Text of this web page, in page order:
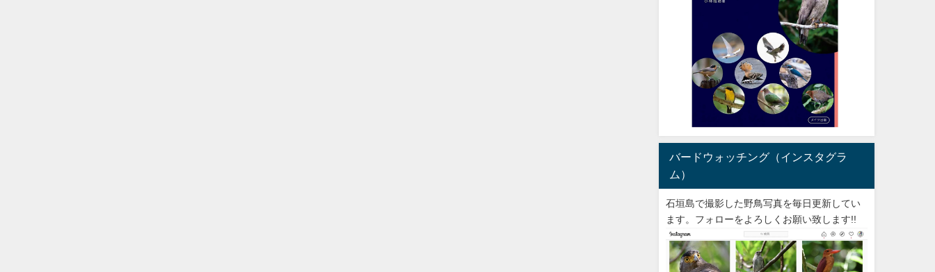
バードウォッチング（インスタグラ
ム）
石垣島で撮影した野鳥写真を毎日更新してい
ます。フォローをよろしくお願い致します!!